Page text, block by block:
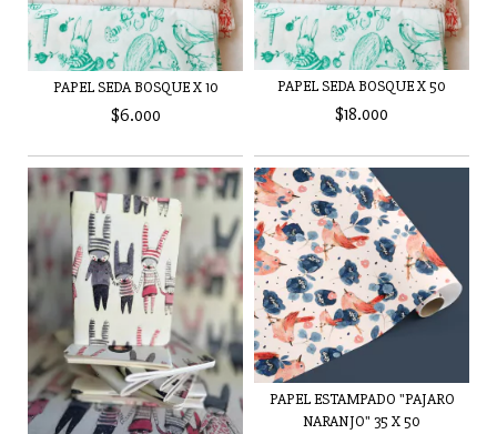
PAPEL SEDA BOSQUE X 10
$6.000
PAPEL SEDA BOSQUE X 50
$18.000
PAPEL ESTAMPADO "PAJARO
NARANJO" 35 X 50